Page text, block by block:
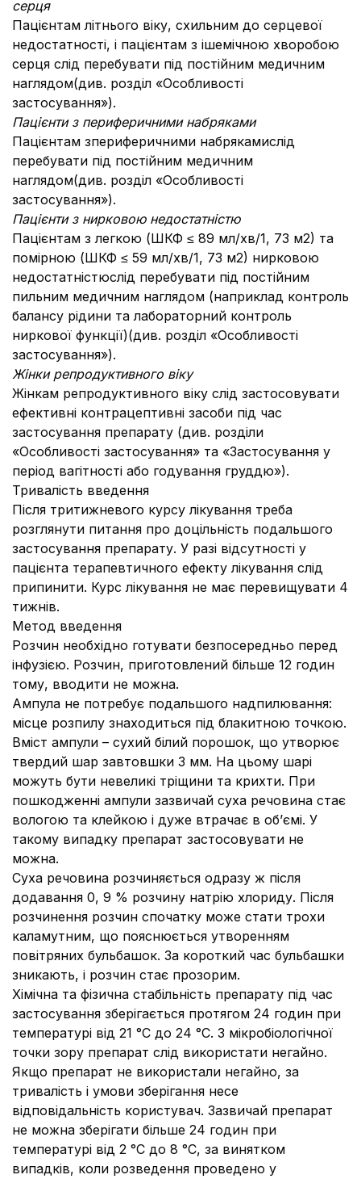
серця
Пацієнтам літнього віку, схильним до серцевої
недостатності, і пацієнтам з ішемічною хворобою
серця слід перебувати під постійним медичним
наглядом(див. розділ «Особливості
застосування»).
Пацієнти з периферичними набряками
Пацієнтам зпериферичними набрякамислід
перебувати під постійним медичним
наглядом(див. розділ «Особливості
застосування»).
Пацієнти з нирковою недостатністю
Пацієнтам з легкою (ШКФ ≤ 89 мл/хв/1, 73 м2) та
помірною (ШКФ ≤ 59 мл/хв/1, 73 м2) нирковою
недостатністюслід перебувати під постійним
пильним медичним наглядом (наприклад контроль
балансу рідини та лабораторний контроль
ниркової функції)(див. розділ «Особливості
застосування»).
Жінки репродуктивного віку
Жінкам репродуктивного віку слід застосовувати
ефективні контрацептивні засоби під час
застосування препарату (див. розділи
«Особливості застосування» та «Застосування у
період вагітності або годування груддю»).
Тривалість введення
Після тритижневого курсу лікування треба
розглянути питання про доцільність подальшого
застосування препарату. У разі відсутності у
пацієнта терапевтичного ефекту лікування слід
припинити. Курс лікування не має перевищувати 4
тижнів.
Метод введення
Розчин необхідно готувати безпосередньо перед
інфузією. Розчин, приготовлений більше 12 годин
тому, вводити не можна.
Ампула не потребує подальшого надпилювання:
місце розпилу знаходиться під блакитною точкою.
Вміст ампули – сухий білий порошок, що утворює
твердий шар завтовшки 3 мм. На цьому шарі
можуть бути невеликі тріщини та крихти. При
пошкодженні ампули зазвичай суха речовина стає
вологою та клейкою і дуже втрачає в об’ємі. У
такому випадку препарат застосовувати не
можна.
Суха речовина розчиняється одразу ж після
додавання 0, 9 % розчину натрію хлориду. Після
розчинення розчин спочатку може стати трохи
каламутним, що пояснюється утворенням
повітряних бульбашок. За короткий час бульбашки
зникають, і розчин стає прозорим.
Хімічна та фізична стабільність препарату під час
застосування зберігається протягом 24 годин при
температурі від 21 °С до 24 °С. З мікробіологічної
точки зору препарат слід використати негайно.
Якщо препарат не використали негайно, за
тривалість і умови зберігання несе
відповідальність користувач. Зазвичай препарат
не можна зберігати більше 24 годин при
температурі від 2 °С до 8 °С, за винятком
випадків, коли розведення проведено у